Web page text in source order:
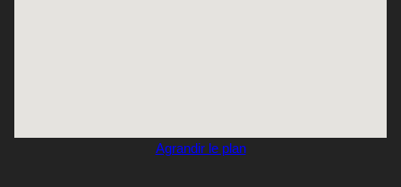
Agrandir le plan